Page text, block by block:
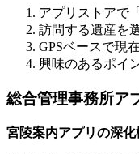
アプリストアで
訪問する遺産を
GPSベースで現
興味のあるポイ
総合管理事務所ア
宮陵案内アプリの深化